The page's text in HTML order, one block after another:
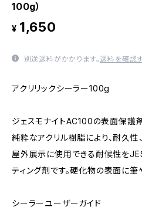
100g）
¥ 1,650
別途送料がかかります。送料を確認
アクリリックシーラー100g
ジェスモナイトAC100の表面保護剤
純粋なアクリル樹脂により、耐久性
屋外展示に使用できる耐候性を
ティング剤です。硬化物の表面に筆
シーラーユーザーガイド